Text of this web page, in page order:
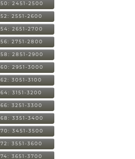
50: 2451-2500
52: 2551-2600
54: 2651-2700
56: 2751-2800
58: 2851-2900
60: 2951-3000
62: 3051-3100
64: 3151-3200
66: 3251-3300
68: 3351-3400
70: 3451-3500
72: 3551-3600
74: 3651-3700